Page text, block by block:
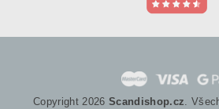
Copyright 2026 Scandishop.cz.